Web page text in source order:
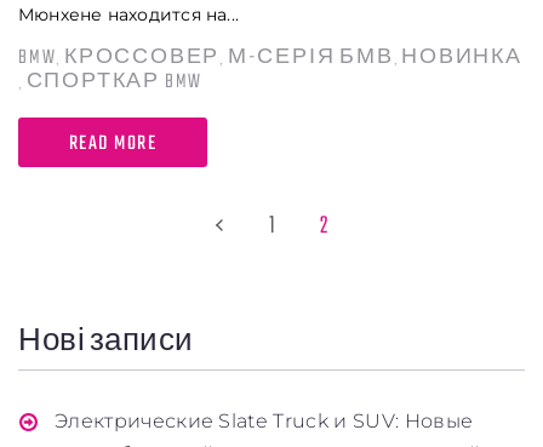
Мюнхене находится на...
BMW КРОССОВЕР М-СЕРІЯ БМВ НОВИНКА
СПОРТКАР BMW
READ MORE
1 2
Нові записи
Электрические Slate Truck и SUV: Новые
Стаття
Абзац